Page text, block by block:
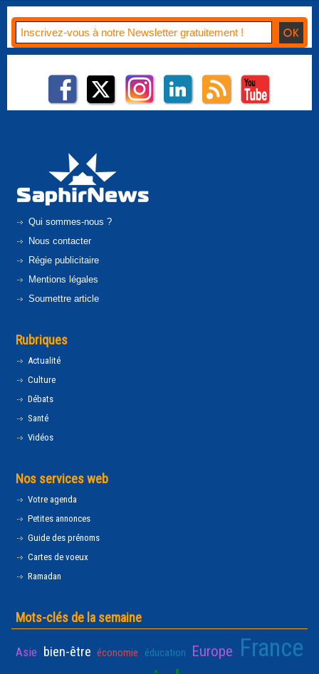
Qui sommes-nous ?
Nous contacter
Régie publicitaire
Mentions légales
Soumettre article
Rubriques
Actualité
Culture
Débats
Santé
Vidéos
Nos services web
Votre agenda
Petites annonces
Guide des prénoms
Cartes de voeux
Ramadan
Mots-clés de la semaine
Asie bien-être économie éducation Europe France